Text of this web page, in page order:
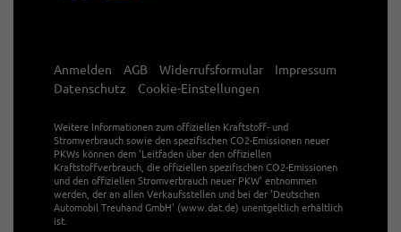
Anmelden AGB Widerrufsformular
Impressum
Datenschutz
Cookie-Einstellungen
Weitere Informationen zum offiziellen Kraftstoff- und
Stromverbrauch sowie den spezifischen CO2-Emissionen neuer
PKWs können dem 'Leitfaden über den offiziellen
Kraftstoffverbrauch, die offiziellen spezifischen CO2-Emissionen
und den offiziellen Stromverbrauch neuer PKW' entnommen
werden, der an allen Verkaufsstellen und bei der 'Deutschen
Automobil Treuhand GmbH' (www.dat.de) unentgeltlich erhältlich
ist.